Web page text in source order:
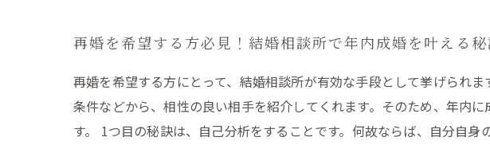
再婚を希望する方必見！結婚相談所で年内成婚を叶える秘
再婚を希望する方にとって、結婚相談所が有効な手段として挙げられ
条件などから、相性の良い相手を紹介してくれます。そのため、年内
す。 1つ目の秘訣は、自己分析をすることです。何故ならば、自分自